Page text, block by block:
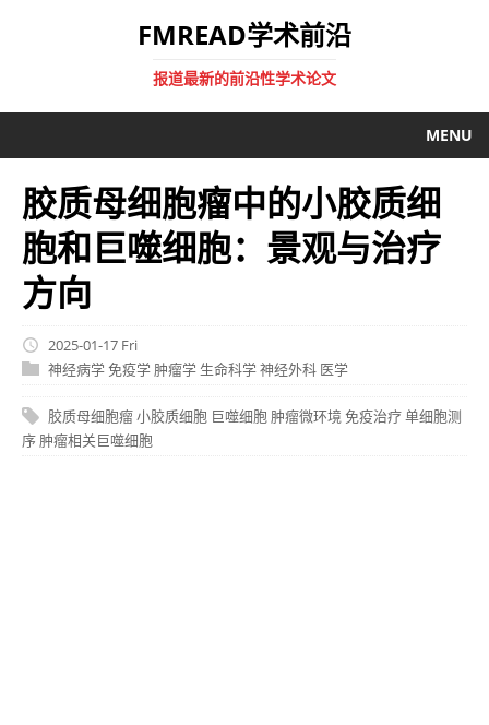
FMREAD学术前沿
报道最新的前沿性学术论文
MENU
胶质母细胞瘤中的小胶质细
胞和巨噬细胞：景观与治疗
方向
2025-01-17 Fri
神经病学免疫学 肿瘤学 生命科学神经外科 医学
胶质母细胞瘤小胶质细胞 巨噬细胞 肿瘤微环境 免疫治疗单细胞测
序 肿瘤相关巨噬细胞